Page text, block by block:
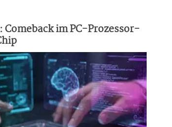
Comeback im PC-Prozessor-